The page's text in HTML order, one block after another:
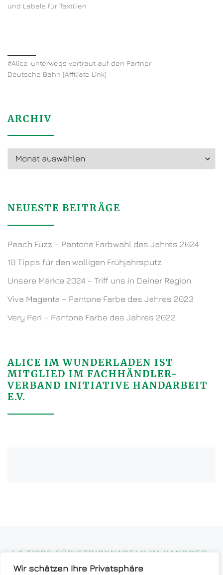
Wir schätzen Ihre Privatsphäre
und Labels für Textilien
#Alice_unterwegs vertraut auf den Partner
Deutsche Bahn (Affiliate Link)
ARCHIV
NEUESTE BEITRÄGE
Peach Fuzz – Pantone Farbwahl des Jahres 2024
10 Tipps für den wolligen Frühjahrsputz
Unsere Märkte 2024 – Triff uns in Deiner Region
Viva Magenta – Pantone Farbe des Jahres 2023
Very Peri – Pantone Farbe des Jahres 2022
ALICE IM WUNDERLADEN IST
MITGLIED IM FACHHÄNDLER-
VERBAND INITIATIVE HANDARBEIT
E.V.
Beitragsnavigation